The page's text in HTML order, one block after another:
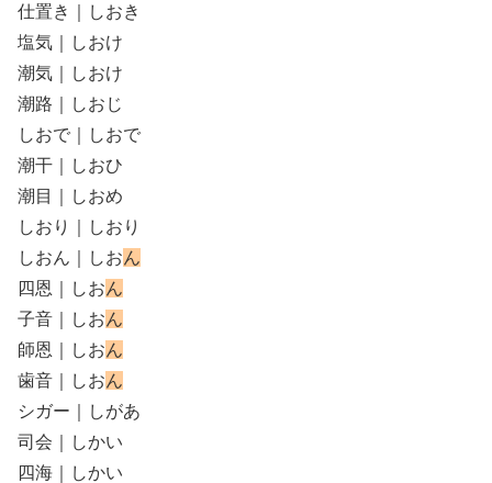
仕置き｜しおき
塩気｜しおけ
潮気｜しおけ
潮路｜しおじ
しおで｜しおで
潮干｜しおひ
潮目｜しおめ
しおり｜しおり
しおん｜しおん
四恩｜しおん
子音｜しおん
師恩｜しおん
歯音｜しおん
シガー｜しがあ
司会｜しかい
四海｜しかい